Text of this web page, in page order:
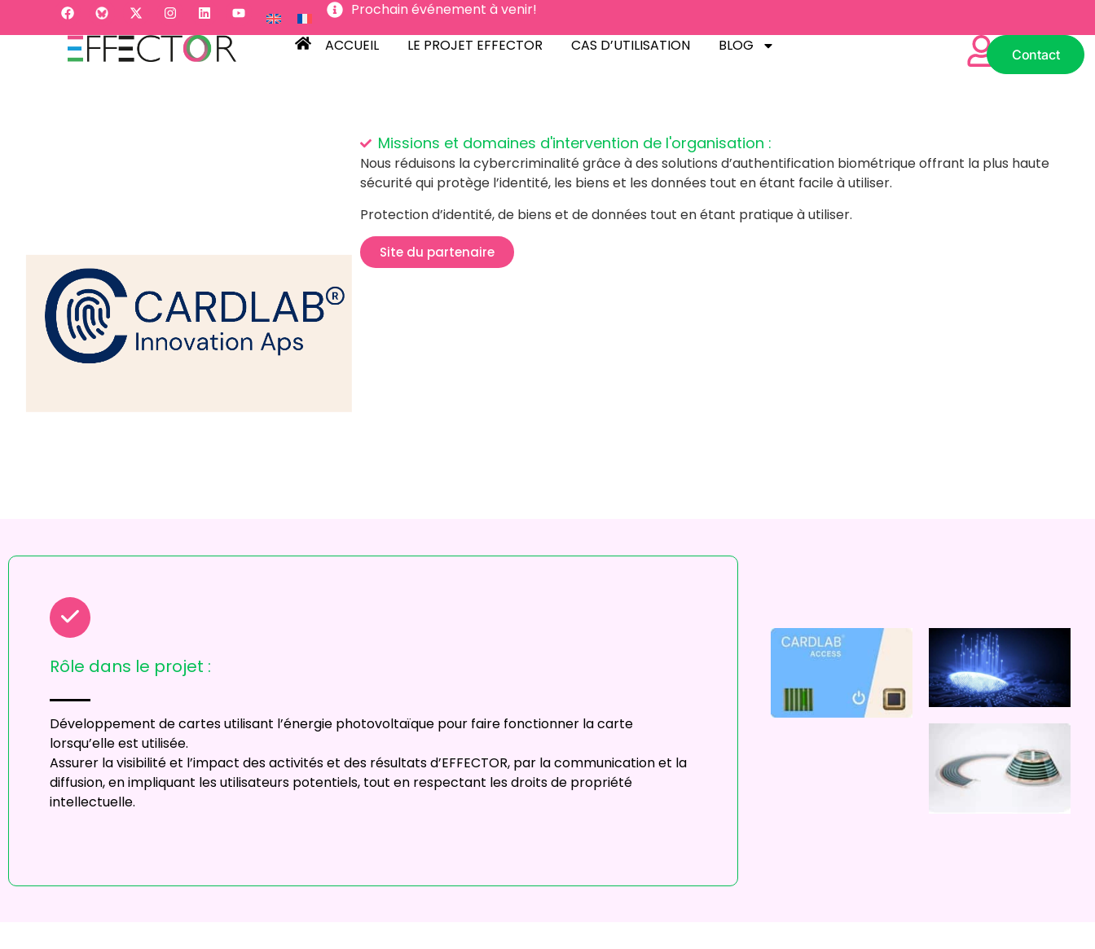
Prochain événement à venir!
ACCUEIL
LE PROJET EFFECTOR CAS D’UTILISATION BLOG Contact
ACCUEIL LE PROJET EFFECTOR CAS D’UTILISATION BLOG Contact
Missions et domaines d'intervention de l'organisation :
Nous réduisons la cybercriminalité grâce à des solutions d’authentification biométrique offrant la plus haute
sécurité qui protège l’identité, les biens et les données tout en étant facile à utiliser.
Protection d’identité, de biens et de données tout en étant pratique à utiliser.
Site du partenaire
Rôle dans le projet :
Développement de cartes utilisant l’énergie photovoltaïque pour faire fonctionner la carte
lorsqu’elle est utilisée.
Assurer la visibilité et l’impact des activités et des résultats d’EFFECTOR, par la communication et la
diffusion, en impliquant les utilisateurs potentiels, tout en respectant les droits de propriété
intellectuelle.